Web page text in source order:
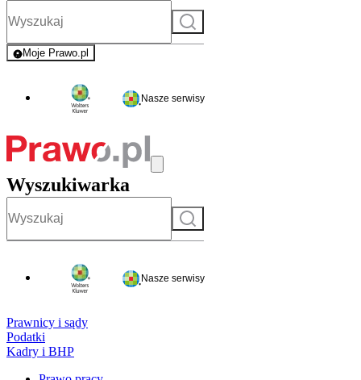
Szukaj
Moje Prawo.pl
- rejestracja i logowanie do serwisu
Nasze serwisy
Wyszukiwarka
Szukaj
Nasze serwisy
Prawnicy i sądy
Podatki
Kadry i BHP